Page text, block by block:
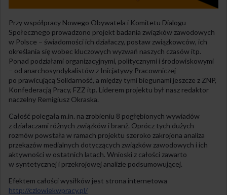
Przy współpracy Nowego Obywatela i Komitetu Dialogu
Społecznego prowadzono projekt badania związków zawodowych
w Polsce – świadomości ich działaczy, postaw związkowców, ich
określania się wobec kluczowych wyzwań naszych czasów itp.
Ponad podziałami organizacyjnymi, politycznymi i środowiskowymi
– od anarchosyndykalistów z Inicjatywy Pracowniczej
po prawicującą Solidarność, a między tymi biegunami jeszcze z ZNP,
Konfederacją Pracy, FZZ itp. Liderem projektu był nasz redaktor
naczelny Remigiusz Okraska.
Całość polegała m.in. na zrobieniu 8 pogłębionych wywiadów
z działaczami różnych związków i branż. Oprócz tych dużych
rozmów powstała w ramach projektu szeroko zakrojona analiza
przekazów medialnych dotyczących związków zawodowych i ich
aktywności w ostatnich latach. Wnioski z całości zawarto
w syntetycznej i przekrojowej analizie podsumowującej.
Efektem całości wysiłków jest strona internetowa
http://czlowiekwpracy.pl/